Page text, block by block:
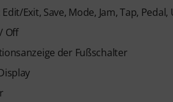
Exit, Save, Mode, Jam, Tap, Pedal,
Off
der Fußschalter